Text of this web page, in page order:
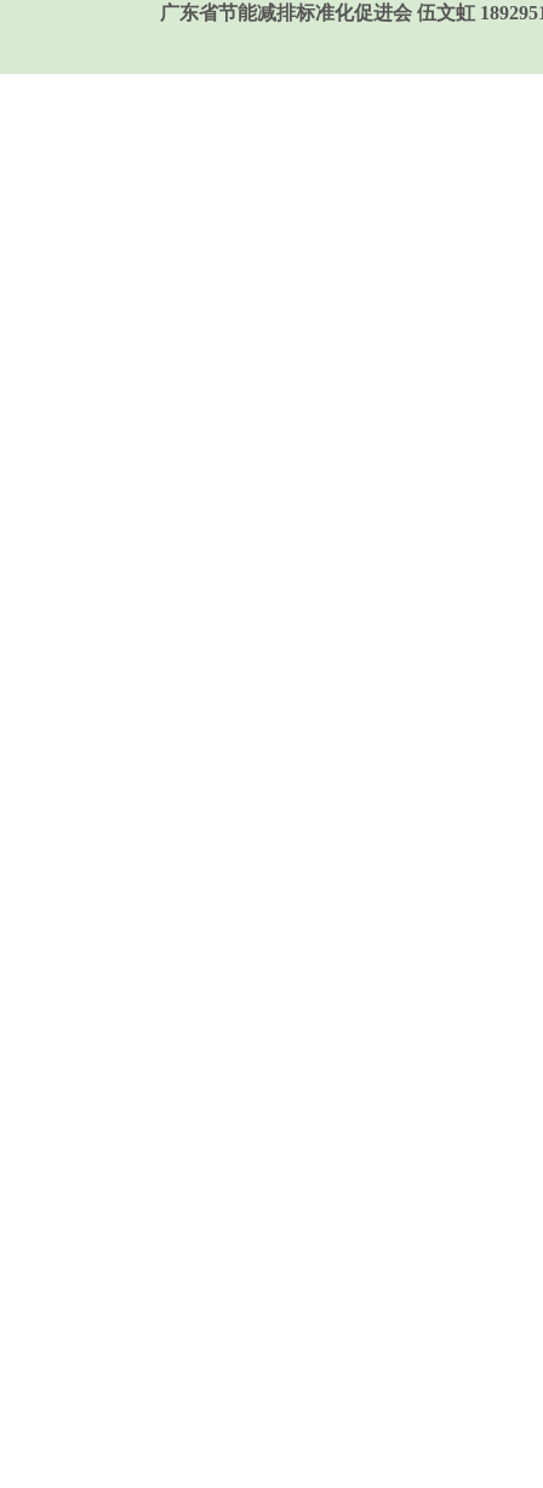
广东省节能减排标准化促进会 伍文虹